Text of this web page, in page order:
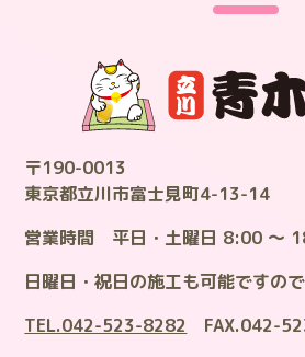
〒190-0013
東京都立川市富士見町4-13-14
営業時間 平日・土曜日 8:00 ～
日曜日・祝日の施工も可能ですの
TEL.042-523-8282
FAX.042-